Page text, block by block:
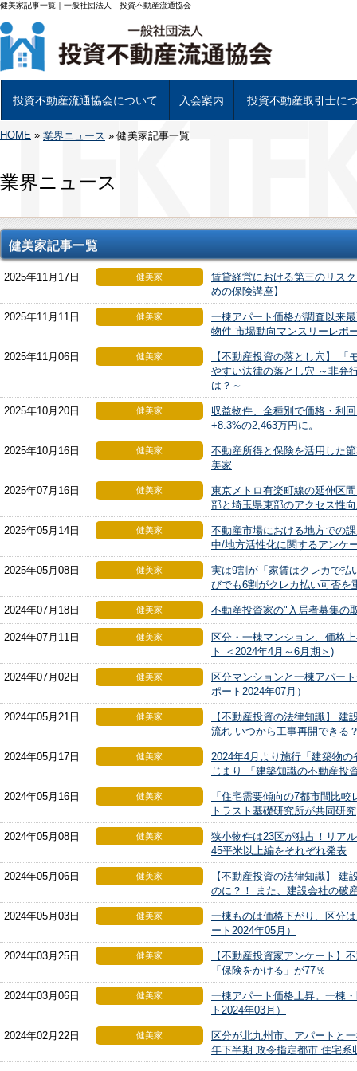
健美家記事一覧｜一般社団法人 投資不動産流通協会
投資不動産流通協会について
投資不動産流通協会について
基幹事業について
組織図及び理事
当協会会員一覧
投資不動産専用書類について
アクセス
入会案内
入会について
入会手続き
投資不動産取引士に
HOME » 業界ニュース »健美家記事一覧
業界ニュース
健美家記事一覧
2025年11月17日 健美家
賃貸経営における第三のリス
めの保険講座】
2025年11月11日 健美家
一棟アパート価格が調査以来
物件 市場動向マンスリーレポ
2025年11月06日 健美家
【不動産投資の落とし穴】
やすい法律の落とし穴 ～非弁
は？～
2025年10月20日 健美家
収益物件、全種別で価格・利
+8.3%の2,463万円に。
2025年10月16日 健美家
不動産所得と保険を活用した
美家
2025年07月16日 健美家
東京メトロ有楽町線の延伸区
部と埼玉県東部のアクセス性
2025年05月14日 健美家
不動産市場における地方での
中/地方活性化に関するアンケ
2025年05月08日 健美家
実は9割が「家賃はクレカで払
びでも6割がクレカ払い可否を
2024年07月18日 健美家 不動産投資家の"入居者募集の
2024年07月11日 健美家
区分・一棟マンション、価格
ト ＜2024年4月～6月期＞)
2024年07月02日 健美家
区分マンションと一棟アパー
ポート2024年07月）
2024年05月21日 健美家
【不動産投資の法律知識】
流れ いつから工事再開できる
2024年05月17日 健美家
2024年4月より施行「建築物
じまり 「建築知識の不動産投
2024年05月16日 健美家
「住宅需要傾向の7都市間比
トラスト基礎研究所が共同研究
2024年05月08日 健美家
狭小物件は23区が独占！リア
45平米以上編をそれぞれ発表
2024年05月06日 健美家
【不動産投資の法律知識】
のに？！ また、建設会社の破
2024年05月03日 健美家
一棟ものは価格下がり、区分
ート2024年05月）
2024年03月25日 健美家
【不動産投資家アンケート】
「保険をかける」が77％
2024年03月06日 健美家
一棟アパート価格上昇。一棟
ト2024年03月）
2024年02月22日 健美家
区分が北九州市、アパートと
年下半期 政令指定都市 住宅系